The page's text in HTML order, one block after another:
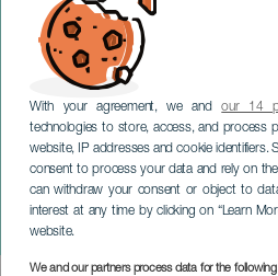
With your agreement, we andour 14
technologies to store, access, and process
website, IP addresses and cookie
consent to process your data and rely on
can withdraw your consent or object to
interest at any time by clicking on “Learn
website.
We and our partners process data for the
reVIVIRla
GRAN CANARIA